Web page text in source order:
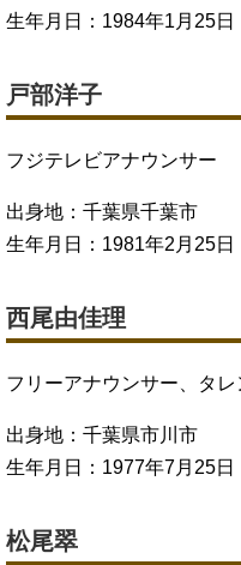
生年月日：1984年1月25日
戸部洋子
フジテレビアナウンサー
出身地：千葉県千葉市
生年月日：1981年2月25日
西尾由佳理
フリーアナウンサー、タレ
出身地：千葉県市川市
生年月日：1977年7月25日
松尾翠